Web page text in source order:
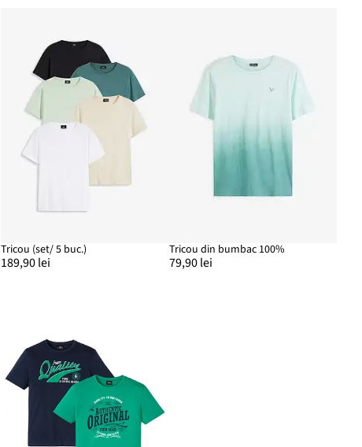
Tricou (set/ 5 buc.)
189,90 lei
Tricou din bumbac 100%
79,90 lei